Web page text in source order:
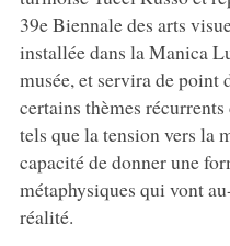
39e Biennale des arts
installée dans la Manica
musée, et servira de point
certains thèmes
tels que la tension vers la
capacité de donner une
métaphysiques qui vont
réalité.